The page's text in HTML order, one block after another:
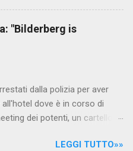
fatto perdere troppi
- la CENSURA potrebbe
ovvero l' Autorità garante
Matteo Renzi ma il buon
di Renzi messo li per
quelle misure che per l'ex
"Bilderberg is
dalla polizia per aver
dove è in corso di
dei potenti, un cartellone
al riparo dagli occhi delle
LEGGI TUTTO»»